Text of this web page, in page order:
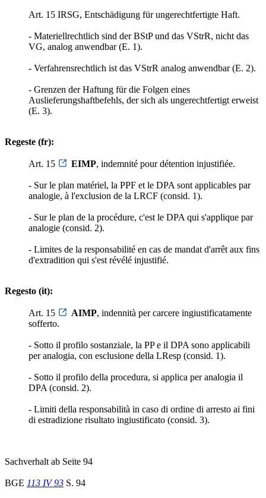
Art. 15 IRSG, Entschädigung für ungerechtfertigte Haft.
- Materiellrechtlich sind der BStP und das VStrR, nicht das
VG, analog anwendbar (E. 1).
- Verfahrensrechtlich ist das VStrR analog anwendbar (E. 2).
- Grenzen der Haftung für die Folgen eines
Auslieferungshaftbefehls, der sich als ungerechtfertigt erweist
(E. 3).
Regeste (fr):
Art. 15 EIMP, indemnité pour détention injustifiée.
- Sur le plan matériel, la PPF et le DPA sont applicables par
analogie, à l'exclusion de la LRCF (consid. 1).
- Sur le plan de la procédure, c'est le DPA qui s'applique par
analogie (consid. 2).
- Limites de la responsabilité en cas de mandat d'arrêt aux fins
d'extradition qui s'est révélé injustifié.
Regesto (it):
Art. 15 AIMP, indennità per carcere ingiustificatamente
sofferto.
- Sotto il profilo sostanziale, la PP e il DPA sono applicabili
per analogia, con esclusione della LResp (consid. 1).
- Sotto il profilo della procedura, si applica per analogia il
DPA (consid. 2).
- Limiti della responsabilità in caso di ordine di arresto ai fini
di estradizione risultato ingiustificato (consid. 3).
Sachverhalt ab Seite 94
BGE 113 IV 93 S. 94